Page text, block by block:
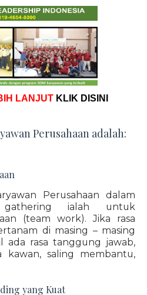
LANJUT KLIK DISINI
Perusahaan adalah:
Perusahaan dalam
gathering ialah untuk
(team work). Jika rasa
di masing – masing
ada rasa tanggung jawab,
kawan, saling membantu,
yang Kuat